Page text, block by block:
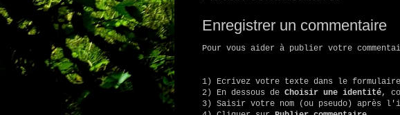
Enregistrer un commentaire
Pour vous aider à publier votre
1) Ecrivez votre texte dans le
2) En dessous de Choisir une identité,
3) Saisir votre nom (ou pseudo) après